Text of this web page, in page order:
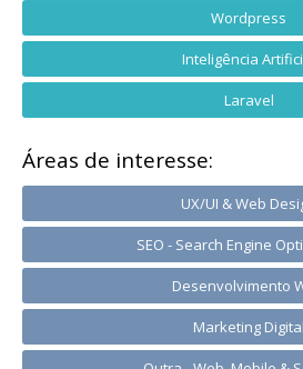
Wordpress
Inteligência
Laravel
Áreas de interesse:
UX/UI & Web
SEO - Search Engine
Desenvolvimento
Marketing Digital